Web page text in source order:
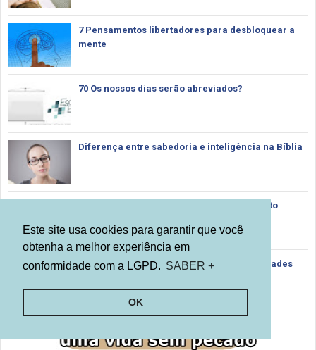
Este site usa cookies para garantir que você
obtenha a melhor experiência em
conformidade com a LGPD. SABER +
OK
7 Pensamentos libertadores para desbloquear a
mente
70 Os nossos dias serão abreviados?
Diferença entre sabedoria e inteligência na Bíblia
Profecias Messiânicas do antigo testamento
Procedimentos para casamentos e solenidades